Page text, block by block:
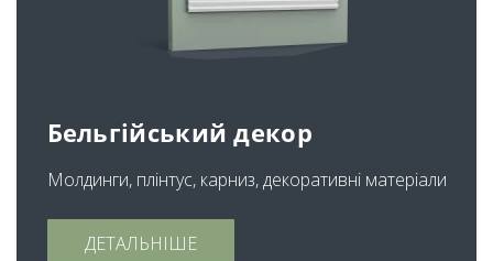
Бельгійський декор
Молдинги, плінтус, карниз, декоративні матеріали
ДЕТАЛЬНІШЕ